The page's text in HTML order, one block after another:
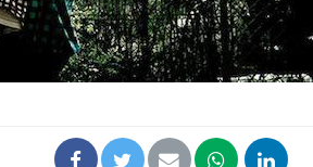
Toujours connectés :
comment le travail